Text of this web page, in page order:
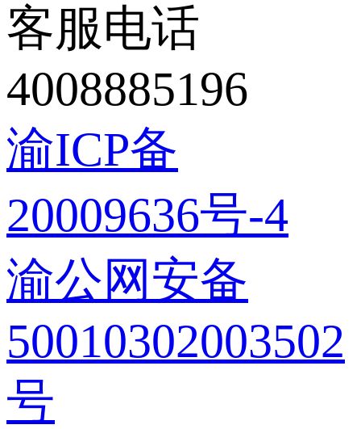
客服电话
4008885196
渝ICP备
20009636号-4
渝公网安备
50010302003502
号